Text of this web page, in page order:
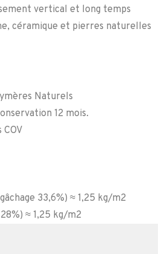
vertical et long temps
céramique et pierres naturelles
Naturels
12 mois.
33,6%) ≈ 1,25 kg/m2
≈ 1,25 kg/m2